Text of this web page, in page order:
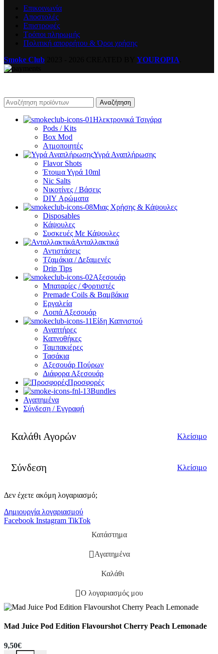
Επικοινωνία
Αποστολές
Επιστροφές
Τρόποι πληρωμής
Πολιτική απορρήτου & Όροι χρήσης
Smoke Club
YOUROPIA
Αναζήτηση
Ηλεκτρονικά Τσιγάρα
Pods / Kits
Box Mod
Ατμοποιητές
Υγρά Αναπλήρωσης
Flavor Shots
Έτοιμα Υγρά 10ml
Nic Salts
Νικοτίνες / Βάσεις
DIY Αρώματα
Μιας Χρήσης & Κάψουλες
Disposables
Κάψουλες
Συσκευές Με Κάψουλες
Ανταλλακτικά
Αντιστάσεις
Τζαμάκια / Δεξαμενές
Drip Tips
Αξεσουάρ
Μπαταρίες / Φορτιστές
Premade Coils & Βαμβάκια
Εργαλεία
Λοιπά Αξεσουάρ
Είδη Καπνιστού
Αναπτήρες
Καπνοθήκες
Ταμπακιέρες
Τασάκια
Αξεσουάρ Πούρων
Διάφορα Αξεσουάρ
Προσφορές
Bundles
Αγαπημένα
Σύνδεση / Εγγραφή
Καλάθι Αγορών Κλείσιμο
Σύνδεση Κλείσιμο
Δεν έχετε ακόμη λογαριασμό;
Δημιουργία λογαριασμού
Facebook Instagram TikTok
Κατάστημα
Αγαπημένα
Καλάθι
Ο λογαριασμός μου
Mad Juice Pod Edition Flavourshot Cherry Peach Lemonade
9,50€